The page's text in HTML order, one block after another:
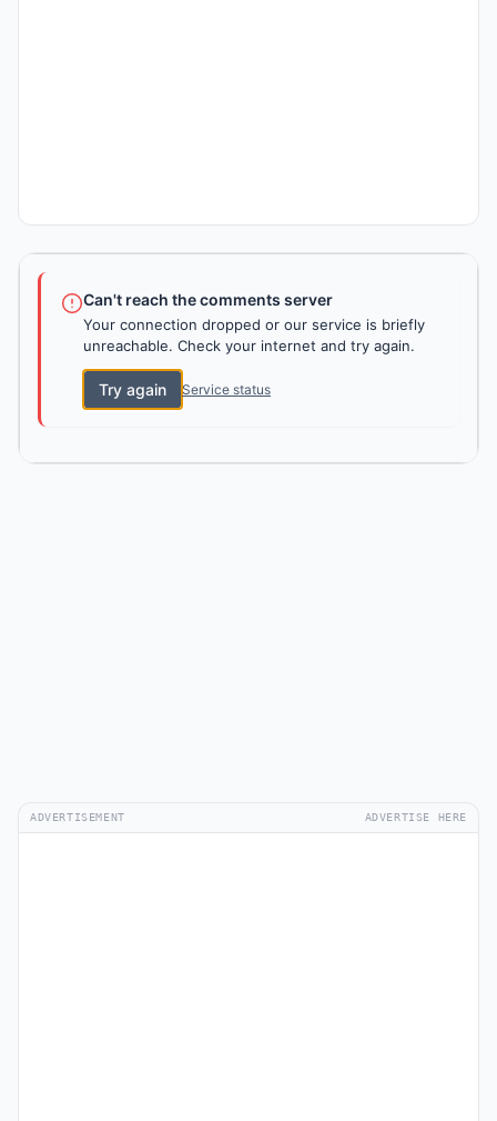
Can't reach the comments server
Your connection dropped or our service is briefly
unreachable. Check your internet and try again.
Try again Service status
ADVERTISEMENT ADVERTISE HERE